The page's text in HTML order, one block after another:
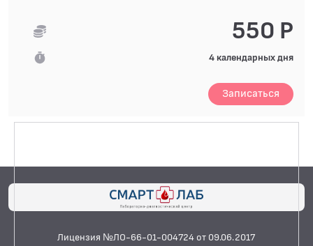
550 Р
4 календарных дня
Записаться
Лицензия №ЛО-66-01-004724 от 09.06.2017